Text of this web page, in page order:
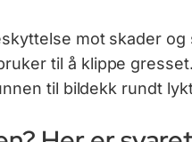
mot skader
til å klippe
til bildekk rundt